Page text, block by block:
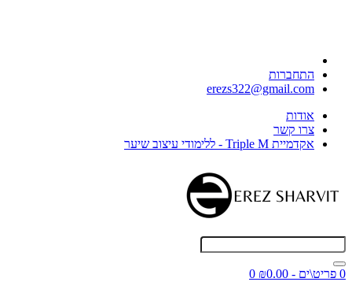
התחברות
erezs322@gmail.com
אודות
צרו קשר
אקדמיית Triple M - ללימודי עיצוב שיער
0 פריט\ים - ₪0.00
0